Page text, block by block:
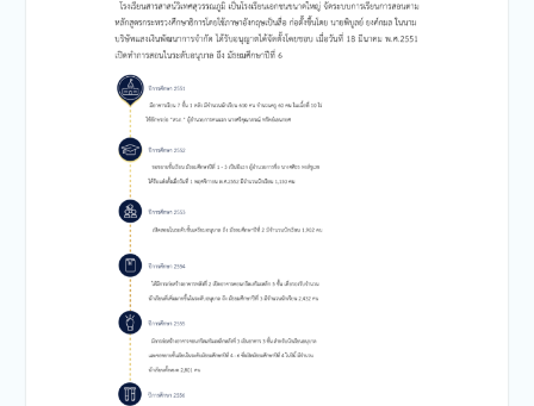
ดำเนินการที่เป็นเลิศประจำปี
การศึกษา 2569 ของกลุ่ม
สถาบันการศึกษาในเครือ
สารสาสน์